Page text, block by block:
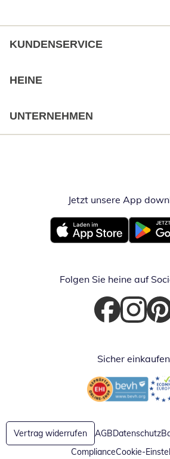
KUNDENSERVICE
HEINE
UNTERNEHMEN
Jetzt unsere App
Öffnet in neuem Fenster
Öffnet in
Folgen Sie heine auf
Öffnet in neuem
Öffnet in
Sicher einkaufen
Öffnet in neuem
Vertrag widerrufen AGBDatenschutz
ComplianceCookie-